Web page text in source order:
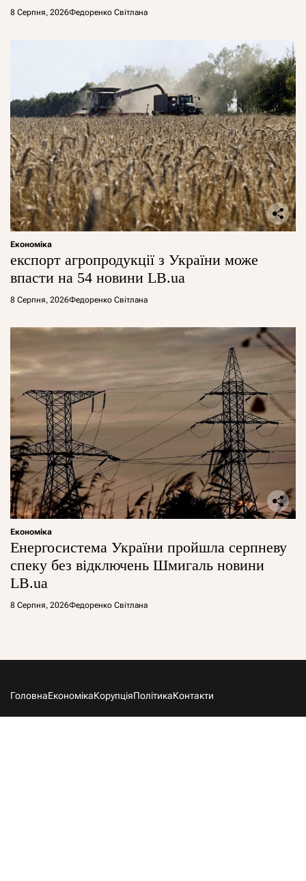
8 Серпня, 2026Федоренко Світлана
Економіка
експорт агропродукції з України може
впасти на 54 новини LB.ua
8 Серпня, 2026Федоренко Світлана
Економіка
Енергосистема України пройшла серпневу
спеку без відключень Шмигаль новини
LB.ua
8 Серпня, 2026Федоренко Світлана
ГоловнаЕкономікаКорупціяПолітикаКонтакти